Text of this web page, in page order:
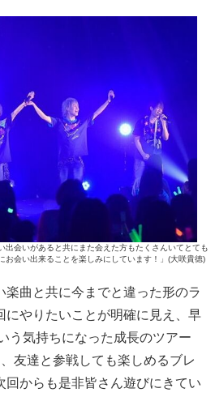
出会いがあると共にまた会えた方もたくさんいてとても
お会い出来ることを楽しみにしています！」(大咲貴徳)
楽曲と共に今までと違った形のラ
にやりたいことが明確に見え、早
う気持ちになった成長のツアー
友達と参戦しても楽しめるブレ
からも是非皆さん遊びにきてい